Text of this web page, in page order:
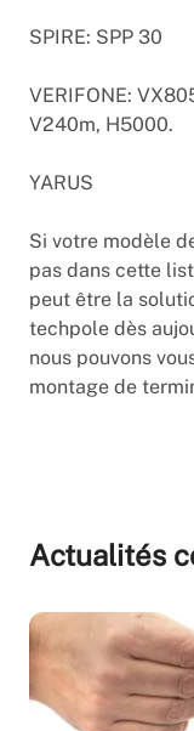
SPIRE: SPP 30
VERIFONE:
V240m, H5000.
YARUS
Si votre modèle
pas dans cette
peut être la
techpole dès
nous pouvons
montage de
Actualités